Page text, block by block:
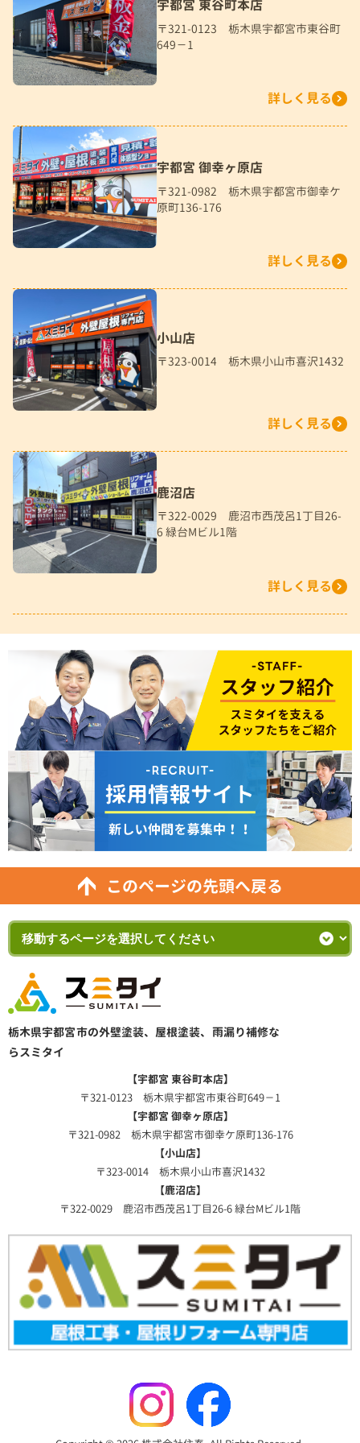
宇都宮 東谷町本店
〒321-0123 栃木県宇都宮市東谷町
649－1
詳しく見る
宇都宮 御幸ヶ原店
〒321-0982 栃木県宇都宮市御幸ケ
原町136-176
詳しく見る
小山店
〒323-0014 栃木県小山市喜沢1432
詳しく見る
鹿沼店
〒322-0029 鹿沼市西茂呂1丁目26-
6 緑台Mビル1階
詳しく見る
このページの先頭へ戻る
栃木県宇都宮市の外壁塗装、屋根塗装、雨漏り補修な
らスミタイ
【宇都宮 東谷町本店】
〒321-0123 栃木県宇都宮市東谷町649－1
【宇都宮 御幸ヶ原店】
〒321-0982 栃木県宇都宮市御幸ケ原町136-176
【小山店】
〒323-0014 栃木県小山市喜沢1432
【鹿沼店】
〒322-0029 鹿沼市西茂呂1丁目26-6 緑台Mビル1階